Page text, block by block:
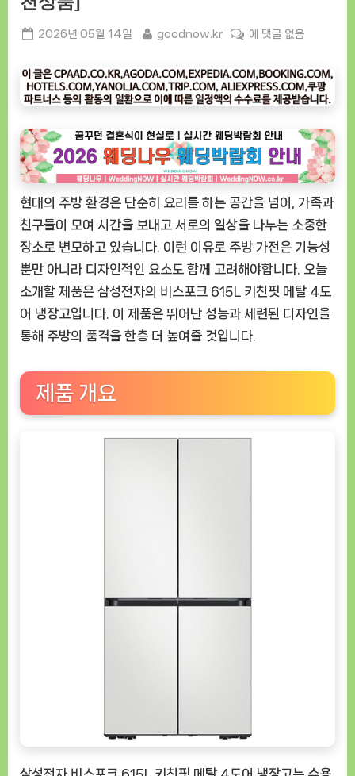
Posted
2026년 05월 14일 By
goodnow.kr
[굿
우
ㅣ
인
기
상
품]
삼
성
전
자
비
포
크
615L
친
메
명:
품]
에 댓글 없음
현대의 주방 환경은 단순히 요리를 하는 공간을 넘어, 가족과
친구들이 모여 시간을 보내고 서로의 일상을 나누는 소중한
장소로 변모하고 있습니다. 이런 이유로 주방 가전은 기능성
뿐만 아니라 디자인적인 요소도 함께 고려해야합니다. 오늘
소개할 제품은 삼성전자의 비스포크 615L 키친핏 메탈 4도
어 냉장고입니다. 이 제품은 뛰어난 성능과 세련된 디자인을
통해 주방의 품격을 한층 더 높여줄 것입니다.
제품 개요